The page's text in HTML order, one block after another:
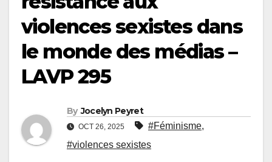
violences sexistes dans
le monde des médias –
LAVP 295
By Jocelyn Peyret
OCT 26, 2025 #Féminisme,
#violences sexistes